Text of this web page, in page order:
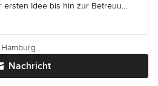
ersten Idee bis hin zur Betreuu...
Nachricht